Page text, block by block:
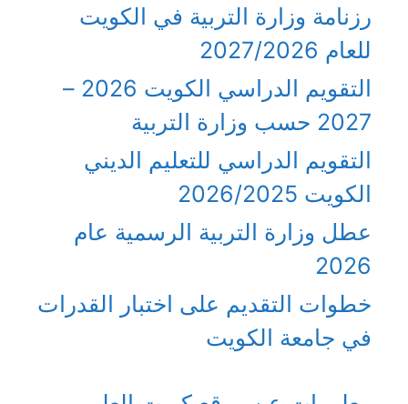
رزنامة وزارة التربية في الكويت
للعام 2027/2026
التقويم الدراسي الكويت 2026 –
2027 حسب وزارة التربية
التقويم الدراسي للتعليم الديني
الكويت 2026/2025
عطل وزارة التربية الرسمية عام
2026
خطوات التقديم على اختبار القدرات
في جامعة الكويت